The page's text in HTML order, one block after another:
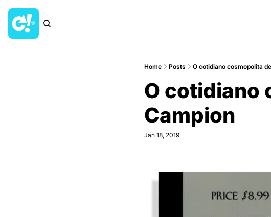
Home Posts O cotidiano cosmopolita
O cotidiano
Campion
Jan 18, 2019